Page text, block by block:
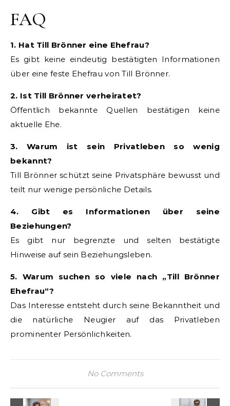
FAQ
1. Hat Till Brönner eine Ehefrau?
Es gibt keine eindeutig bestätigten Informationen
über eine feste Ehefrau von Till Brönner.
2. Ist Till Brönner verheiratet?
Öffentlich bekannte Quellen bestätigen keine
aktuelle Ehe.
3. Warum ist sein Privatleben so wenig
bekannt?
Till Brönner schützt seine Privatsphäre bewusst und
teilt nur wenige persönliche Details.
4. Gibt es Informationen über seine
Beziehungen?
Es gibt nur begrenzte und selten bestätigte
Hinweise auf sein Beziehungsleben.
5. Warum suchen so viele nach „Till Brönner
Ehefrau“?
Das Interesse entsteht durch seine Bekanntheit und
die natürliche Neugier auf das Privatleben
prominenter Persönlichkeiten.
No Comments